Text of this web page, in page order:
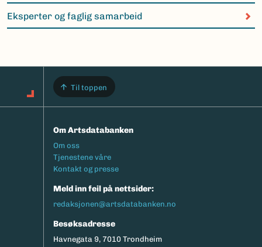
Eksperter og faglig samarbeid
Til toppen
Om Artsdatabanken
Footermeny
Om oss
Tjenestene våre
Kontakt og presse
Meld inn feil på nettsider:
redaksjonen@artsdatabanken.no
Besøksadresse
Havnegata 9, 7010 Trondheim